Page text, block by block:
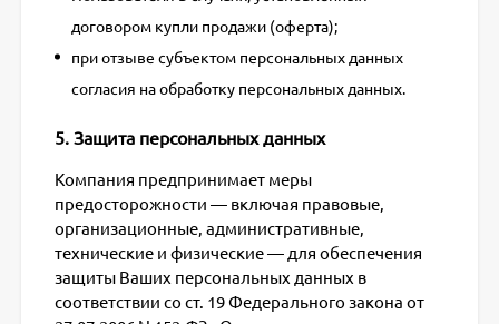
договором купли продажи (оферта);
при отзыве субъектом персональных данных
согласия на обработку персональных данных.
5. Защита персональных данных
Компания предпринимает меры
предосторожности — включая правовые,
организационные, административные,
технические и физические — для обеспечения
защиты Ваших персональных данных в
соответствии со ст. 19 Федерального закона от